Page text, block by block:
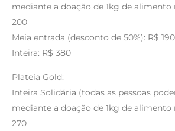
mediante a doação de 1kg de alimento
200
Meia entrada (desconto de 50%): R$ 190
Inteira: R$ 380
Plateia Gold:
Inteira Solidária (todas as pessoas
mediante a doação de 1kg de alimento
270